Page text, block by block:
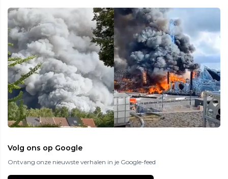
Volg ons op Google
Ontvang onze nieuwste verhalen in je Google-feed